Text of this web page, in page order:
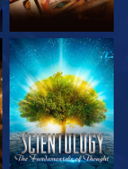
בדוק את הסדרה